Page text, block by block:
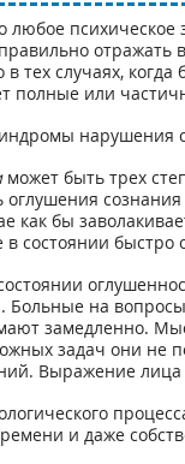
любое психическое
в тех случаях,
полные или
нарушения
может быть трех
оглушения
как бы
состоянии
Больные на
замедленно.
задач они не
Выражение
и даже